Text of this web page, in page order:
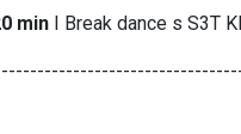
min I Break dance s S3T